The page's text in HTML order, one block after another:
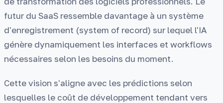
futur du SaaS ressemble davantage à un système
d'enregistrement (system of record) sur lequel l'IA
génère dynamiquement les interfaces et workflows
nécessaires selon les besoins du moment.
Cette vision s'aligne avec les prédictions selon
lesquelles le coût de développement tendant vers